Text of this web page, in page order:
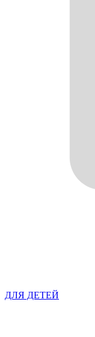
ДЛЯ ДЕТЕЙ